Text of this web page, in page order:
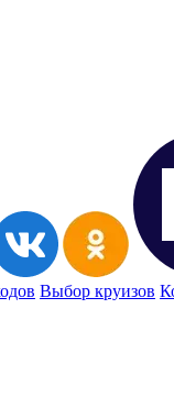
Выбор круизов